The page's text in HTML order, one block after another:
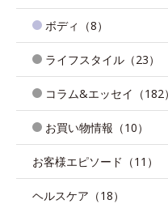
ボディ（8）
ライフスタイル（23）
コラム&エッセイ（182）
お買い物情報（10）
お客様エピソード（11）
ヘルスケア（18）